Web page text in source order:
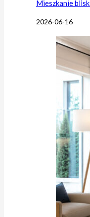
Mieszkanie
2026-06-16